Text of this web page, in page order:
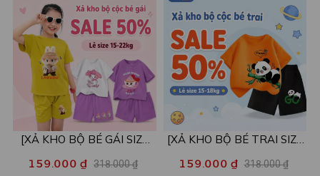
XB003
[XẢ KHO BỘ BÉ GÁI SIZE
nhiều mẫu - Quần áo bé gái
159.000 ₫ 318.000 ₫
[XẢ KHO BỘ BÉ TRAI SIZE
mẫu - Quần áo bé trai từ 15-
159.000 ₫ 318.000 ₫